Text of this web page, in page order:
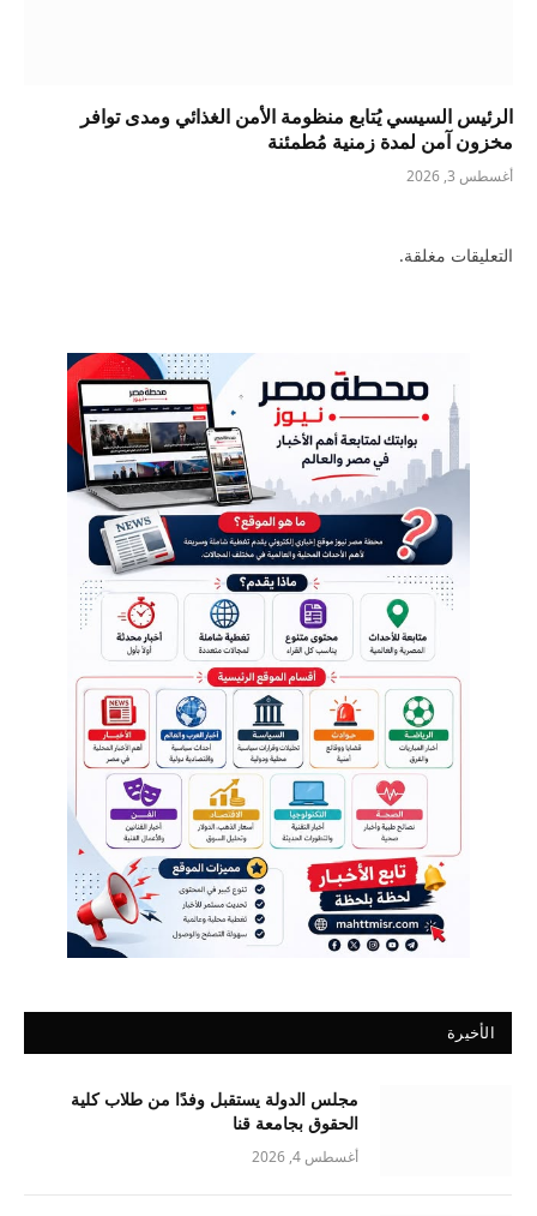
الرئيس السيسي يُتابع منظومة الأمن الغذائي ومدى توافر
مخزون آمن لمدة زمنية مُطمئنة
أغسطس 3, 2026
التعليقات مغلقة.
الأخيرة
مجلس الدولة يستقبل وفدًا من طلاب كلية
الحقوق بجامعة قنا
أغسطس 4, 2026